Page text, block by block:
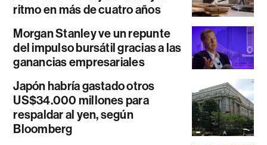
ritmo en más de cuatro años
Morgan Stanley ve un repunte
del impulso bursátil gracias a las
ganancias empresariales
Japón habría gastado otros
US$34.000 millones para
respaldar al yen, según
Bloomberg